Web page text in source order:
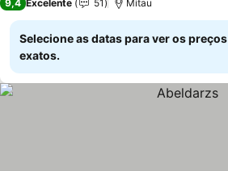
9,4 Excelente 51 Mitau
Selecione as datas para ver os preços
exatos.